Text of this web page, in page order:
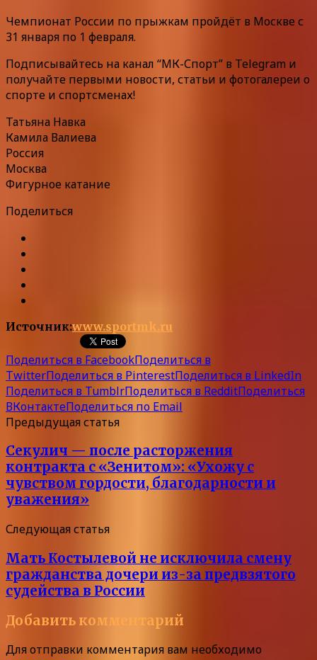
Чемпионат России по прыжкам пройдёт в Москве с
31 января по 1 февраля.
Подписывайтесь на канал “МК-Спорт” в Telegram и
получайте первыми новости, статьи и фотогалереи о
спорте и спортсменах!
Татьяна Навка
Камила Валиева
Россия
Москва
Фигурное катание
Поделиться
Источник:www.sportmk.ru
Поделиться в FacebookПоделиться в
TwitterПоделиться в PinterestПоделиться в LinkedIn
Поделиться в TumblrПоделиться в RedditПоделиться
ВКонтактеПоделиться по Email
Предыдущая статья
Секулич — после расторжения
контракта с «Зенитом»: «Ухожу с
чувством гордости, благодарности и
уважения»
Следующая статья
Мать Костылевой не исключила смену
гражданства дочери из-за предвзятого
судейства в России
Добавить комментарий
Для отправки комментария вам необходимо